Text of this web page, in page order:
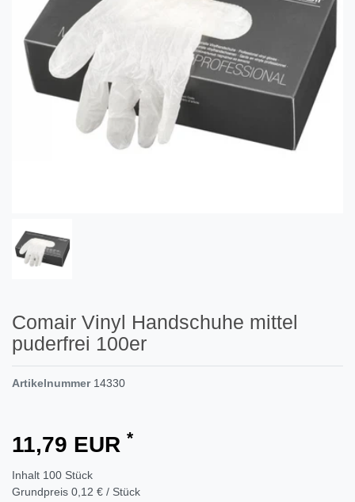
Comair Vinyl Handschuhe mittel
puderfrei 100er
Artikelnummer 14330
11,79 EUR *
Inhalt 100 Stück
Grundpreis 0,12 € / Stück